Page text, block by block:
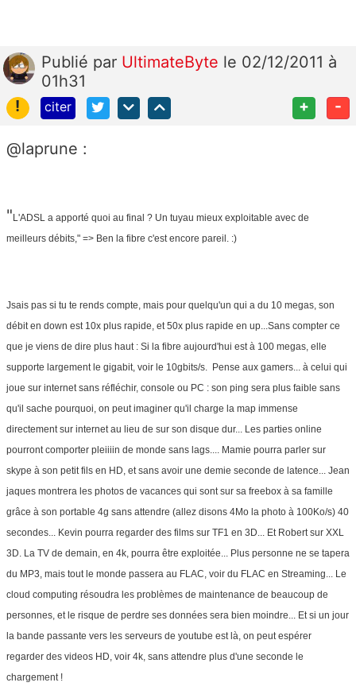
Publié par UltimateByte le 02/12/2011 à
01h31
!
citer + -
@laprune :
" L'ADSL a apporté quoi au final ? Un tuyau mieux exploitable avec de
meilleurs débits," => Ben la fibre c'est encore pareil. :)
Jsais pas si tu te rends compte, mais pour quelqu'un qui a du 10 megas, son
débit en down est 10x plus rapide, et 50x plus rapide en up...Sans compter ce
que je viens de dire plus haut : Si la fibre aujourd'hui est à 100 megas, elle
supporte largement le gigabit, voir le 10gbits/s. Pense aux gamers... à celui qui
joue sur internet sans réfléchir, console ou PC : son ping sera plus faible sans
qu'il sache pourquoi, on peut imaginer qu'il charge la map immense
directement sur internet au lieu de sur son disque dur... Les parties online
pourront comporter pleiiiin de monde sans lags.... Mamie pourra parler sur
skype à son petit fils en HD, et sans avoir une demie seconde de latence... Jean
jaques montrera les photos de vacances qui sont sur sa freebox à sa famille
grâce à son portable 4g sans attendre (allez disons 4Mo la photo à 100Ko/s) 40
secondes... Kevin pourra regarder des films sur TF1 en 3D... Et Robert sur XXL
3D. La TV de demain, en 4k, pourra être exploitée... Plus personne ne se tapera
du MP3, mais tout le monde passera au FLAC, voir du FLAC en Streaming... Le
cloud computing résoudra les problèmes de maintenance de beaucoup de
personnes, et le risque de perdre ses données sera bien moindre... Et si un jour
la bande passante vers les serveurs de youtube est là, on peut espérer
regarder des videos HD, voir 4k, sans attendre plus d'une seconde le
chargement !